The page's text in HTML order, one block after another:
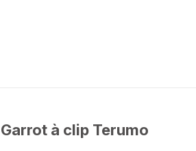
Garrot à clip Terumo